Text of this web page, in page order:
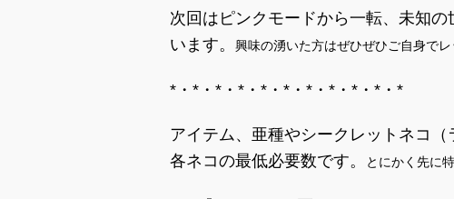
次回はピンクモードから一転、未知
います。
興味の湧いた方はぜひぜひご自身で
*・*・*・*・*・*・*・*・*・*・*
アイテム、亜種やシークレットネコ（
各ネコの最低必要数です。
とにかく先に